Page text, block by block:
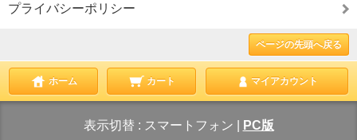
プライバシーポリシー
ページの先頭へ戻る
ホーム カート マイアカウント
表示切替 : スマートフォン PC版